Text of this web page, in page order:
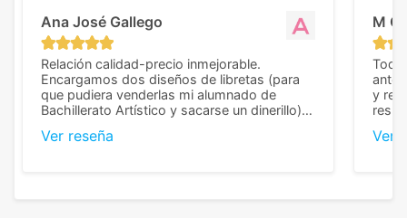
Ana José Gallego
Relación calidad-precio inmejorable.
Encargamos dos diseños de libretas (para
que pudiera venderlas mi alumnado de
Bachillerato Artístico y sacarse un dinerillo) y
diferencia, con libretas de muy buena calidad
Ver reseña
M C
Todo
y
Ver